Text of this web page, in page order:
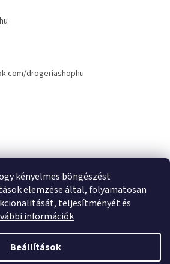
kényelmes böngészést
elemzése által, folyamatosan
teljesítményét és
információk
Beállítások
drogeriashophu
Shoptet készítette